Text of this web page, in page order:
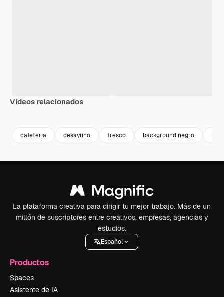
Vídeos relacionados
cafeteria desayuno fresco background negro
La plataforma creativa para dirigir tu mejor trabajo. Más de un
millón de suscriptores entre creativos, empresas, agencias y
estudios.
Español
Productos
Spaces
Asistente de IA